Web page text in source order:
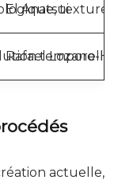
texture
El Anatsui
temporelle
Rafael Lozano-
actuelle,